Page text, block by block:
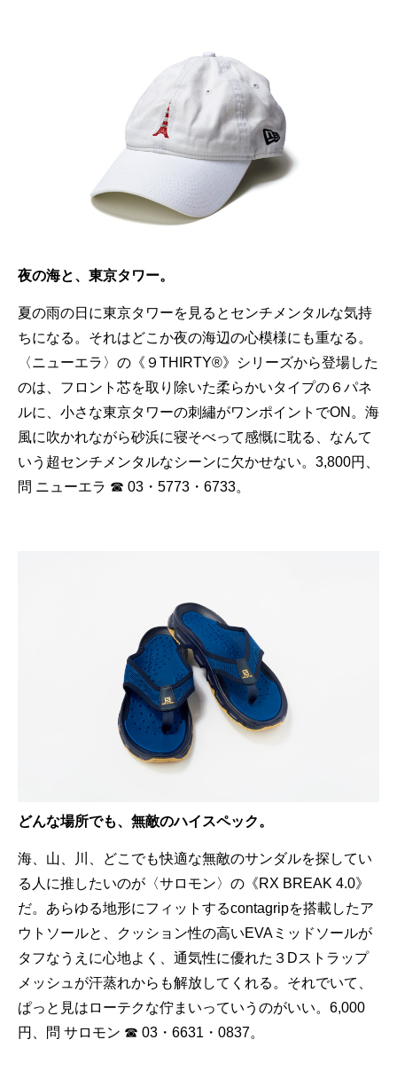
夜の海と、東京タワー。
夏の雨の日に東京タワーを見るとセンチメンタルな気持
ちになる。それはどこか夜の海辺の心模様にも重なる。
〈ニューエラ〉の《９THIRTY®》シリーズから登場した
のは、フロント芯を取り除いた柔らかいタイプの６パネ
ルに、小さな東京タワーの刺繡がワンポイントでON。海
風に吹かれながら砂浜に寝そべって感慨に耽る、なんて
いう超センチメンタルなシーンに欠かせない。3,800円、
問 ニューエラ ☎ 03・5773・6733。
どんな場所でも、無敵のハイスペック。
海、山、川、どこでも快適な無敵のサンダルを探してい
る人に推したいのが〈サロモン〉の《RX BREAK 4.0》
だ。あらゆる地形にフィットするcontagripを搭載したア
ウトソールと、クッション性の高いEVAミッドソールが
タフなうえに心地よく、通気性に優れた３Dストラップ
メッシュが汗蒸れからも解放してくれる。それでいて、
ぱっと見はローテクな佇まいっていうのがいい。6,000
円、問 サロモン ☎ 03・6631・0837。